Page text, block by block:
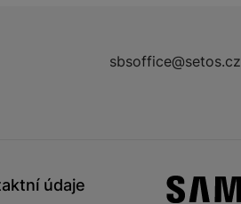
sbsoffice@setos.cz
údaje